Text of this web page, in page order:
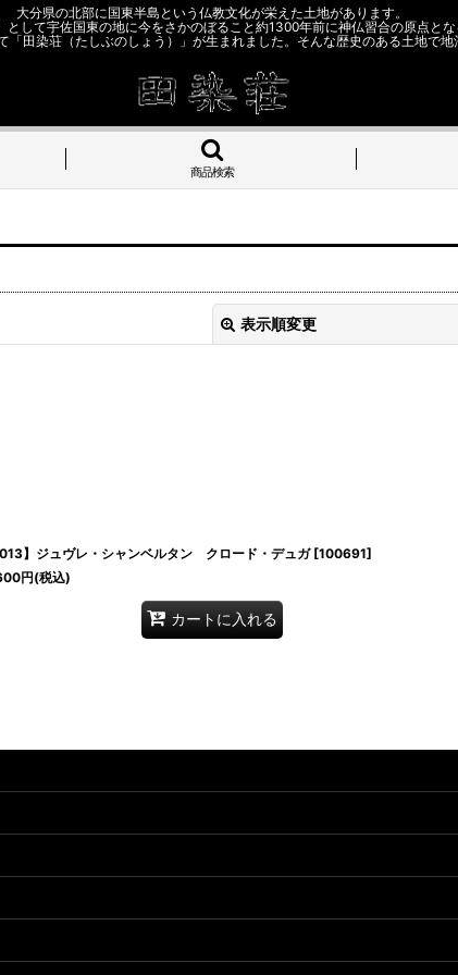
大分県の北部に国東半島という仏教文化が栄えた土地があります。
して宇佐国東の地に今をさかのぼること約1300年前に神仏習合の原点と
「田染荘（たしぶのしょう）」が生まれました。そんな歴史のある土地で地
商品検索
表示順変更
】ジュヴレ・シャンベルタン クロード・デュガ [100691]
円(税込)
カートに入れる